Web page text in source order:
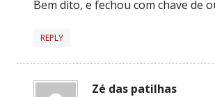
Bem dito, e fechou com chave de
REPLY
Zé das patilhas